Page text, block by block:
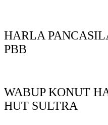
HARLA
PBB
WABUP KONUT
HUT SULTRA